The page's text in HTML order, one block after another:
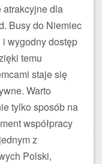
atrakcyjne dla
Busy do Niemiec
wygodny dostęp
temu
staje się
Warto
tylko sposób na
współpracy
z
Polski,